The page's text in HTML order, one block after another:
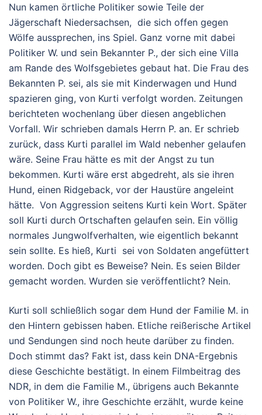
Nun kamen örtliche Politiker sowie Teile der
Jägerschaft Niedersachsen, die sich offen gegen
Wölfe aussprechen, ins Spiel. Ganz vorne mit dabei
Politiker W. und sein Bekannter P., der sich eine Villa
am Rande des Wolfsgebietes gebaut hat. Die Frau des
Bekannten P. sei, als sie mit Kinderwagen und Hund
spazieren ging, von Kurti verfolgt worden. Zeitungen
berichteten wochenlang über diesen angeblichen
Vorfall. Wir schrieben damals Herrn P. an. Er schrieb
zurück, dass Kurti parallel im Wald nebenher gelaufen
wäre. Seine Frau hätte es mit der Angst zu tun
bekommen. Kurti wäre erst abgedreht, als sie ihren
Hund, einen Ridgeback, vor der Haustüre angeleint
hätte. Von Aggression seitens Kurti kein Wort. Später
soll Kurti durch Ortschaften gelaufen sein. Ein völlig
normales Jungwolfverhalten, wie eigentlich bekannt
sein sollte. Es hieß, Kurti sei von Soldaten angefüttert
worden. Doch gibt es Beweise? Nein. Es seien Bilder
gemacht worden. Wurden sie veröffentlicht? Nein.
Kurti soll schließlich sogar dem Hund der Familie M. in
den Hintern gebissen haben. Etliche reißerische Artikel
und Sendungen sind noch heute darüber zu finden.
Doch stimmt das? Fakt ist, dass kein DNA-Ergebnis
diese Geschichte bestätigt. In einem Filmbeitrag des
NDR, in dem die Familie M., übrigens auch Bekannte
von Politiker W., ihre Geschichte erzählt, wurde keine